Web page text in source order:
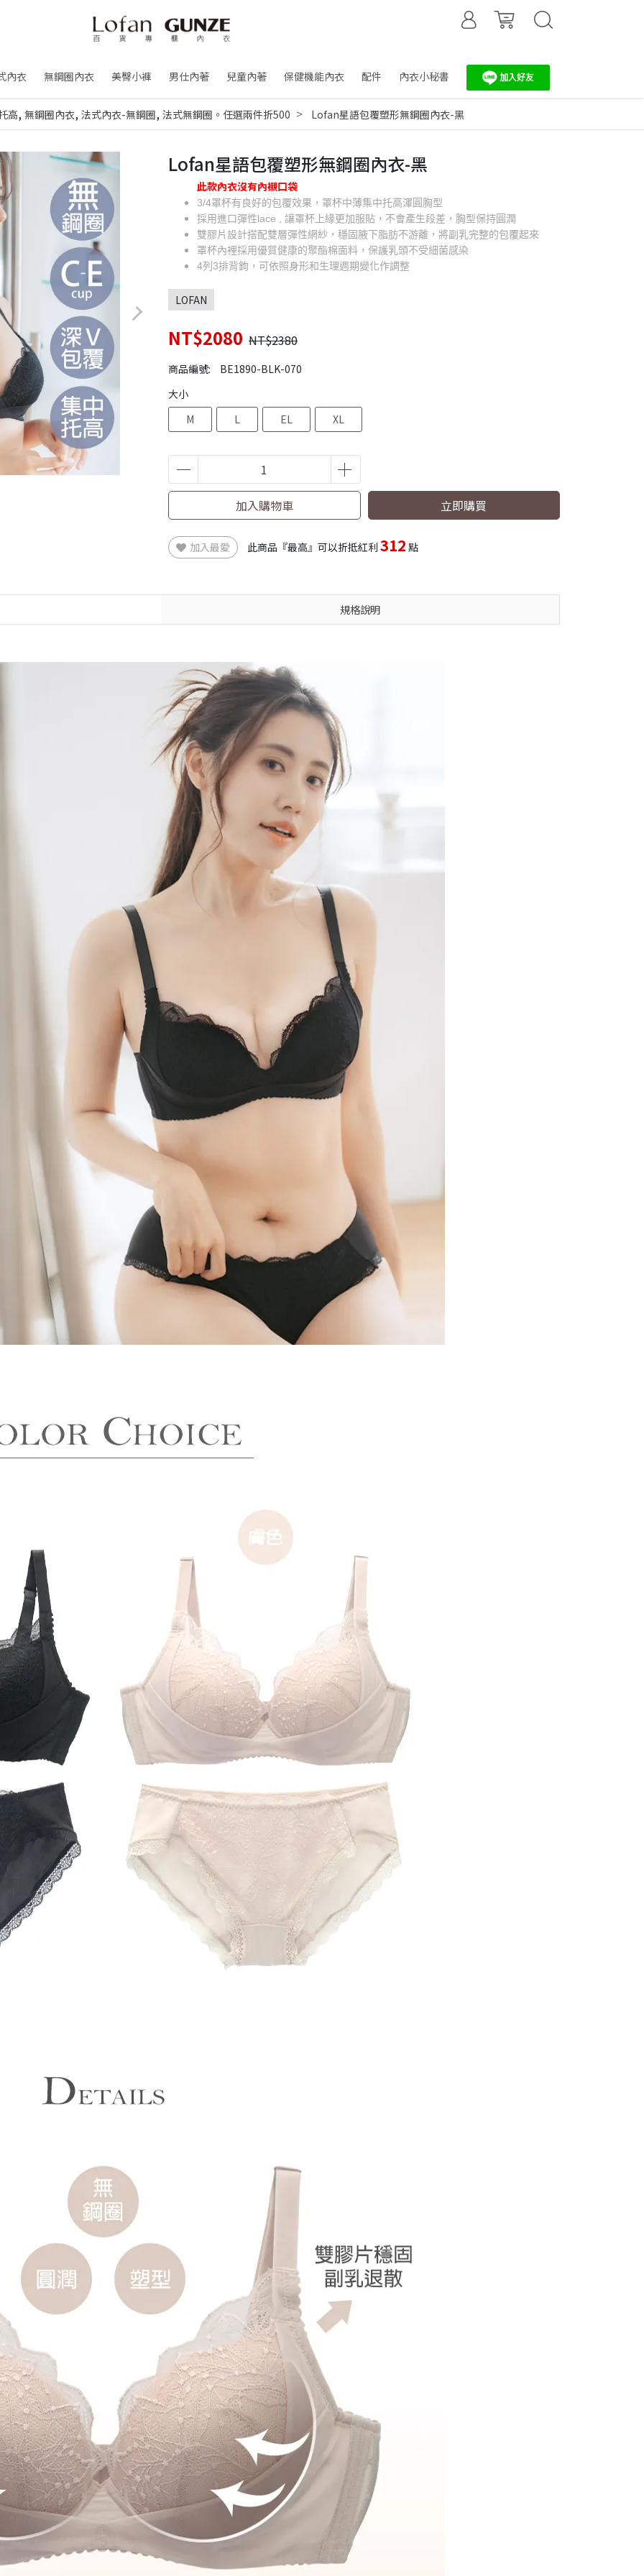
內衣 無鋼圈內衣 美臀小褲 男仕內著 兒童內著 保健機能內衣 配件 內衣小秘書
高, 無鋼圈內衣, 法式內衣-無鋼圈, 法式無鋼圈。任選兩件折500 Lofan星語包覆塑形無鋼圈內衣-黑
Lofan星語包覆塑形無鋼圈內衣-黑
此款內衣沒有內襯口袋
3/4罩杯有良好的包覆效果，罩杯中薄集中托高渾圓胸型
採用進口彈性lace , 讓罩杯上緣更加服貼，不會產生段差，胸型保持圓潤
雙膠片設計搭配雙層彈性網紗，穩固腋下脂肪不游離，將副乳完整的包覆起來
罩杯內裡採用優質健康的聚酯棉面料，保護乳頭不受細菌感染
4列3排背鉤，可依照身形和生理週期變化作調整
LOFAN
NT$2080 NT$2380
商品編號:
BE1890-BLK-070
大小
M
L EL XL
加入購物車 立即購買
加入最愛 此商品『最高』可以折抵紅利 312 點
規格說明